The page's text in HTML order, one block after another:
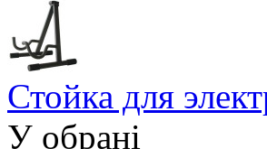
Стойка для
У обрані